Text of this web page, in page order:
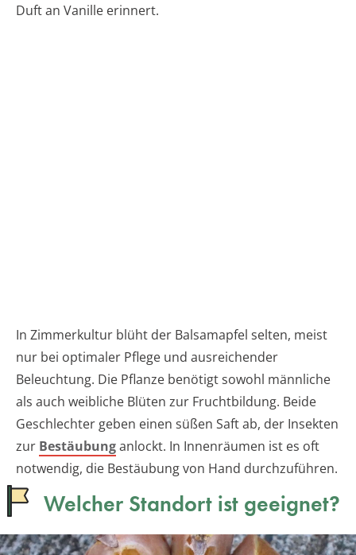
Duft an Vanille erinnert.
In Zimmerkultur blüht der Balsamapfel selten, meist
nur bei optimaler Pflege und ausreichender
Beleuchtung. Die Pflanze benötigt sowohl männliche
als auch weibliche Blüten zur Fruchtbildung. Beide
Geschlechter geben einen süßen Saft ab, der Insekten
zur Bestäubunganlockt. In Innenräumen ist es oft
notwendig, die Bestäubung von Hand durchzuführen.
Welcher Standort ist geeignet?